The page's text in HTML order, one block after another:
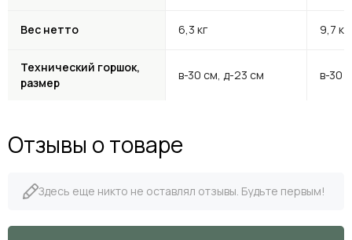
Вес нетто 6,3 кг 9,7 кг
Технический горшок,
размер
в-30 см, д-23 см в-30
Отзывы о товаре
Здесь еще никто не оставлял отзывы. Будьте первым!